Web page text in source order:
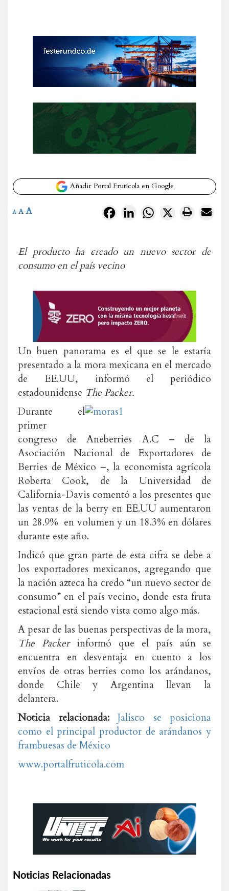
Añadir Portal Frutícola en Google
FacebookLinkedInWhatsApp
X
A A A
El producto ha creado un nuevo sector de
consumo en el país vecino
Un buen panorama es el que se le estaría
presentado a la mora mexicana en el mercado
de EE.UU, informó el periódico
estadounidense The Packer.
Durante el
primer
congreso de Aneberries A.C – de la
Asociación Nacional de Exportadores de
Berries de México –, la economista agrícola
Roberta Cook, de la Universidad de
California-Davis comentó a los presentes que
las ventas de la berry en EE.UU aumentaron
un 28.9% en volumen y un 18.3% en dólares
durante este año.
Indicó que gran parte de esta cifra se debe a
los exportadores mexicanos, agregando que
la nación azteca ha credo “un nuevo sector de
consumo” en el país vecino, donde esta fruta
estacional está siendo vista como algo más.
A pesar de las buenas perspectivas de la mora,
The Packerinformó que el país aún se
encuentra en desventaja en cuento a los
envíos de otras berries como los arándanos,
donde Chile y Argentina llevan la
delantera.
Noticia relacionada:
Jalisco se posiciona
como el principal productor de arándanos y
frambuesas de México
www.portalfruticola.com
Noticias Relacionadas